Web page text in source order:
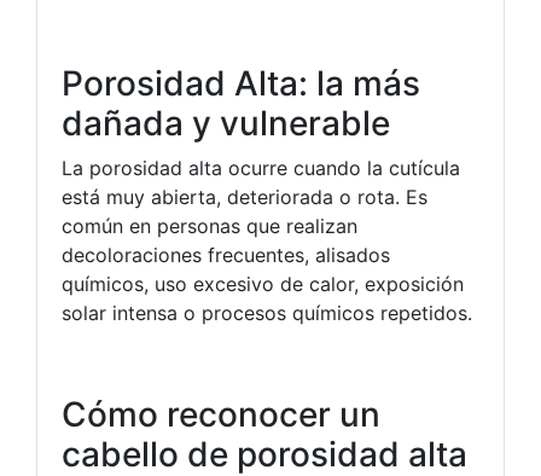
Porosidad Alta: la más
dañada y vulnerable
La porosidad alta ocurre cuando la cutícula
está muy abierta, deteriorada o rota. Es
común en personas que realizan
decoloraciones frecuentes, alisados
químicos, uso excesivo de calor, exposición
solar intensa o procesos químicos repetidos.
Cómo reconocer un
cabello de porosidad alta